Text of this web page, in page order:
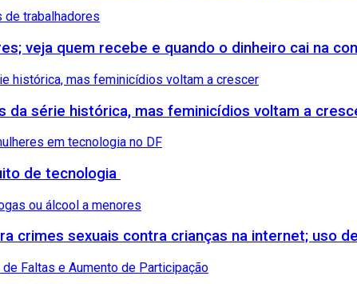
veja quem recebe e quando o dinheiro cai na
série histórica, mas feminicídios voltam a
de tecnologia
crimes sexuais contra crianças na internet; uso